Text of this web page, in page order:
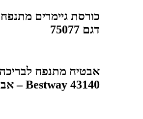
דגם 75077
אבטיח מתנפח לבריכה
Bestway 43140 – אבוב